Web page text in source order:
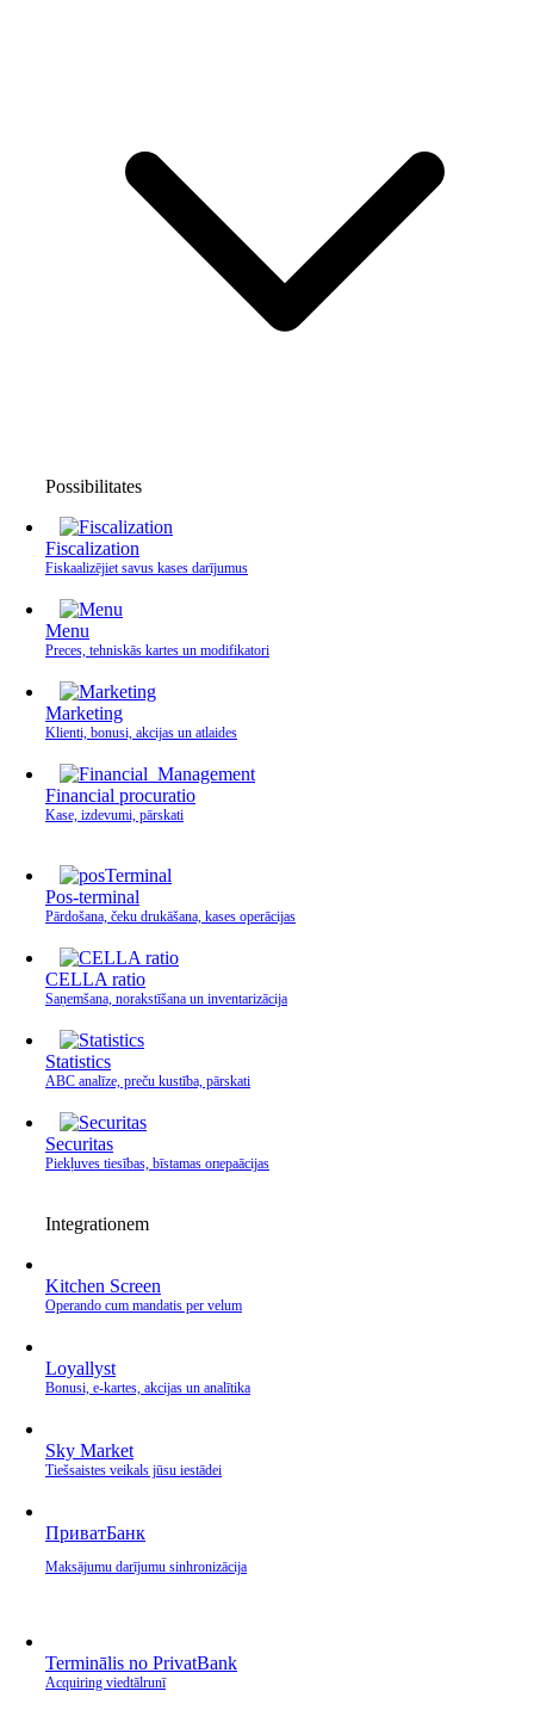
Possibilitates
Fiscalization
Fiskaalizējiet savus kases darījumus
Menu
Preces, tehniskās kartes un modifikatori
Marketing
Klienti, bonusi, akcijas un atlaides
Financial procuratio
Kase, izdevumi, pārskati
Pos-terminal
Pārdošana, čeku drukāšana, kases operācijas
CELLA ratio
Saņemšana, norakstīšana un inventarizācija
Statistics
ABC analīze, preču kustība, pārskati
Securitas
Piekļuves tiesības, bīstamas операācijas
Integrationem
Kitchen Screen
Operando cum mandatis per velum
Loyallyst
Bonusi, e‑kartes, akcijas un analītika
Sky Market
Tiešsaistes veikals jūsu iestādei
ПриватБанк
Maksājumu darījumu sinhronizācija
Terminālis no PrivatBank
Acquiring viedtālrunī